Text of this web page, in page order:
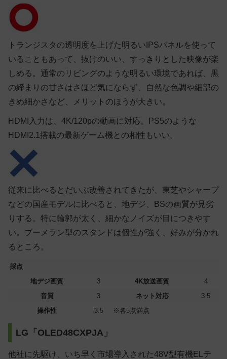
トランジスタの透明度を上げた明るいIPSパネルを使って
いることもあって、抜けのいい、すっきりとした映像が楽
しめる。通常のリビングのような明るい環境であれば、黒
の締まりの甘さはさほど気にならず、自然な色調や細部の
きめ細かさなど、メリットのほうが大きい。
HDMI入力は、4K/120pの動画に対応。PS5のような
HDMI2.1搭載の最新ゲーム機との相性もいい。
従来に比べるとだいぶ改善されてきたが、東芝やシャープ
などの国産モデルに比べると、地デジ、BSの画質が見劣
りする。特に輪郭が太く、細かなノイズが目につきやす
い。ブーメラン型のスタンドは個性が強く、好みが分かれ
るところ。
採点
地デジ画質
3 4K放送画質
4
音質
3 ネット対応
3.5
操作性
3.5 ※各5点満点
LG「OLED48CXPJA」
他社に先駆け、いち早く市場導入された48V型有機ELテ